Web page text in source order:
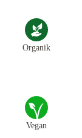
Organik
Vegan